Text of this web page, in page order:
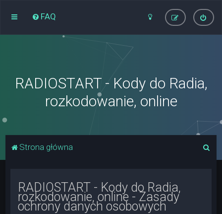
FAQ
RADIOSTART - Kody do Radia,
rozkodowanie, online
Strona główna
RADIOSTART - Kody do Radia,
rozkodowanie, online - Zasady
ochrony danych osobowych